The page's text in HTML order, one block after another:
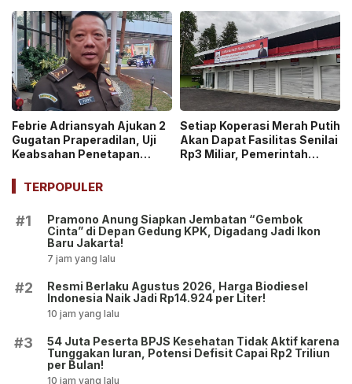
Dikerahkan
Febrie Adriansyah Ajukan 2
Gugatan Praperadilan, Uji
Keabsahan Penetapan
Penyitaan Aset!
Setiap Koperasi Merah Putih
Akan Dapat Fasilitas Senilai
Rp3 Miliar, Pemerintah
TERPOPULER
#1
Pramono Anung Siapkan Jembatan “Gembok
Cinta” di Depan Gedung KPK, Digadang Jadi Ikon
Baru Jakarta!
7 jam yang lalu
#2
Resmi Berlaku Agustus 2026, Harga Biodiesel
Indonesia Naik Jadi Rp14.924 per Liter!
10 jam yang lalu
#3
54 Juta Peserta BPJS Kesehatan Tidak Aktif karena
Tunggakan Iuran, Potensi Defisit Capai Rp2 Triliun
per Bulan!
10 jam yang lalu